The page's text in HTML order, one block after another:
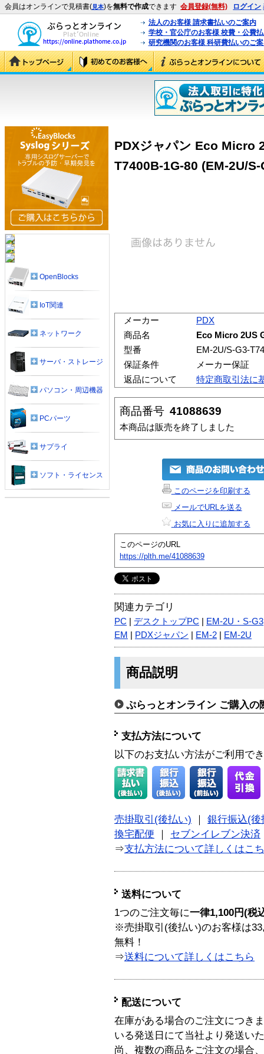
会員はオンラインで見積書(見本)を無料で作成できます 会員登録(無料) ログイン
法人のお客様 請求書払いのご案内
学校・官公庁のお客様 校費・公費
研究機関のお客様 科研費払いのご
PDXジャパン Eco Micro
T7400B-1G-80 (EM-2U/
メーカー
PDX
商品名
Eco Micro 2US
型番
EM-2U/S-G3-
保証条件
メーカー保証
返品について
特定商取引法に
商品番号 41088639
本商品は販売を終了しました
このページを印刷する
メールでURLを送る
お気に入りに追加する
このページのURL
https://plth.me/41088639
関連カテゴリ
PC デスクトップPC EM-2U・S-G3
EM
PDXジャパン EM-2 EM-2U
商品説明
ぷらっとオンライン ご購入の
支払方法について
以下のお支払い方法がご利用で
売掛取引(後払い)
銀行振込(後
換宅配便
セブンイレブン決済
⇒支払方法について詳しくはこ
送料について
1つのご注文毎に一律1,100円(税
※売掛取引(後払い)のお客様は
無料！
⇒送料について詳しくはこちら
配送について
在庫がある場合のご注文につき
いる発送日にて当社より発送い
尚、複数の商品をご注文の場合
OpenBlocks
IoT関連
ネットワーク
サーバ・ストレージ
パソコン・周辺機器
PCパーツ
サプライ
ソフト・ライセンス